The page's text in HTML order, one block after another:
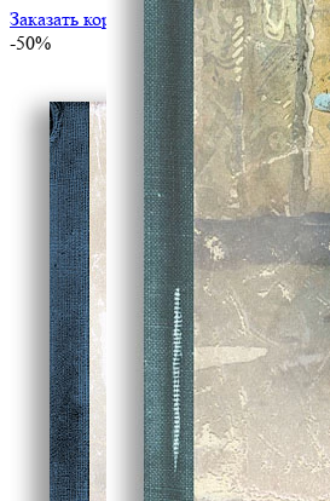
Заказать корпоративный тираж
-50%